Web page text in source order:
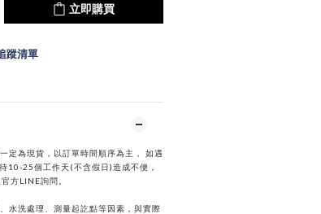
立即購買
蹤清單
定為現貨，以訂單時間順序為主， 如遇
10-25個工作天(不含假日)造成不便，
方LINE詢問。
水洗處理、測量起訖點等因素，與實際